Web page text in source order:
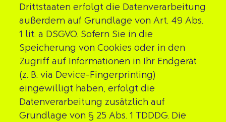
Drittstaaten erfolgt die Datenverarbeitung
außerdem auf Grundlage von Art. 49 Abs.
1 lit. a DSGVO. Sofern Sie in die
Speicherung von Cookies oder in den
Zugriff auf Informationen in Ihr Endgerät
(z. B. via Device-Fingerprinting)
eingewilligt haben, erfolgt die
Datenverarbeitung zusätzlich auf
Grundlage von § 25 Abs. 1 TDDDG. Die